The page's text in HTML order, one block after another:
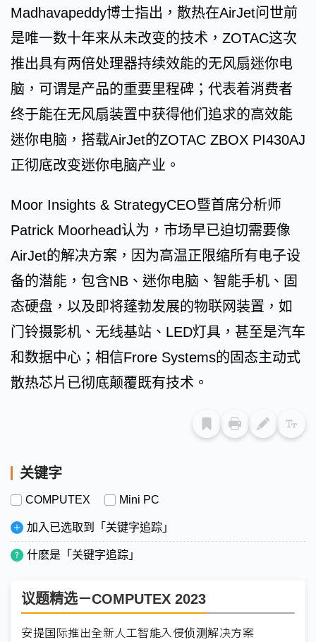
Madhavapeddy博士指出，散热在AirJet问世前
是唯一数十年来从未改变的技术，ZOTAC这次
推出具有两倍处理器持续效能的无风扇迷你电
脑，可谓是产品的重要里程碑；代表着消费者
终于能在无风扇装置中获得他们追求的高效能
迷你电脑，搭载AirJet的ZOTAC ZBOX PI430AJ
正彻底改变迷你电脑产业。
Moor Insights & StrategyCEO暨首席分析师
Patrick Moorhead认为，市场早已迫切需要像
AirJet的解决方案，因为高温正限缩所有电子设
备的潜能，包含NB、迷你电脑、智能手机、固
态硬盘，以及即将蓬勃发展的物联网装置，如
门铃摄影机、无线基站、LED灯具，甚至是汽车
和数据中心；相信Frore Systems的固态主动式
散热芯片已彻底颠覆既有技术。
关键字
COMPUTEX Mini PC
加入已选取到「关键字追踪」
什麽是「关键字追踪」
议题精选－COMPUTEX 2023
安提国际推出全新人工智能入侵侦测解决方案